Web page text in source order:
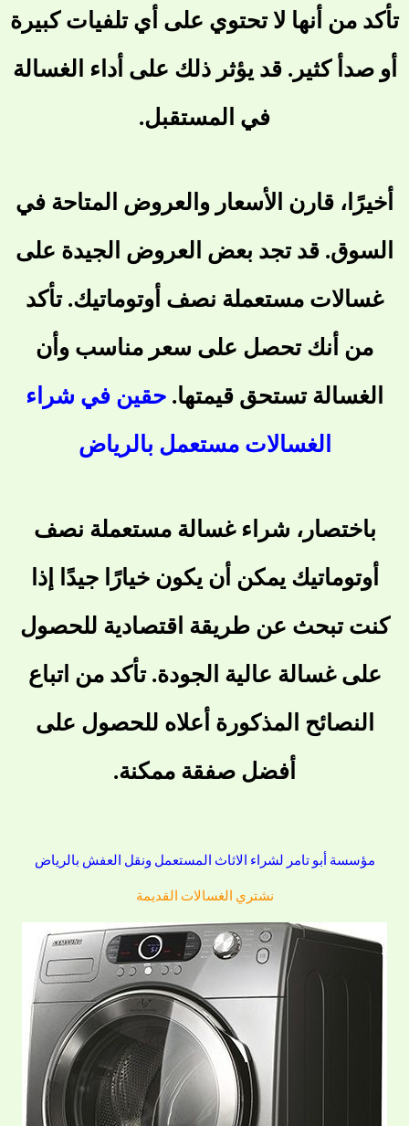
تأكد من أنها لا تحتوي على أي تلفيات كبيرة
أو صدأ كثير. قد يؤثر ذلك على أداء الغسالة
في المستقبل.
أخيرًا، قارن الأسعار والعروض المتاحة في
السوق. قد تجد بعض العروض الجيدة على
غسالات مستعملة نصف أوتوماتيك. تأكد
من أنك تحصل على سعر مناسب وأن
الغسالة تستحق قيمتها. حقين في شراء
الغسالات مستعمل بالرياض
باختصار، شراء غسالة مستعملة نصف
أوتوماتيك يمكن أن يكون خيارًا جيدًا إذا
كنت تبحث عن طريقة اقتصادية للحصول
على غسالة عالية الجودة. تأكد من اتباع
النصائح المذكورة أعلاه للحصول على
أفضل صفقة ممكنة.
مؤسسة أبو تامر لشراء الاثاث المستعمل ونقل العفش بالرياض
نشتري الغسالات القديمة